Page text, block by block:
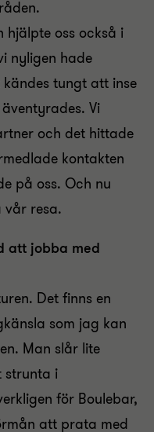
hjälpte oss också i
nyligen hade
tungt att inse
Vi
och det hittade
kontakten
på oss. Och nu
resa.
att jobba med
Det finns en
som jag kan
Man slår lite
strunta i
för Boulebar,
att prata med